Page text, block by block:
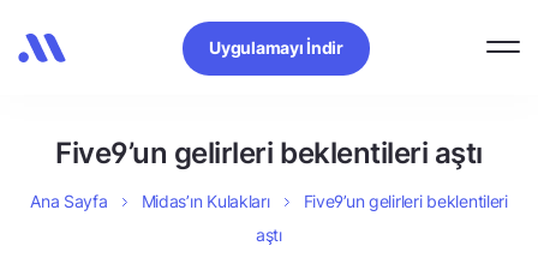
Uygulamayı İndir
Five9’un gelirleri beklentileri aştı
Ana Sayfa Midas’ın Kulakları
Five9’un gelirleri beklentileri
aştı